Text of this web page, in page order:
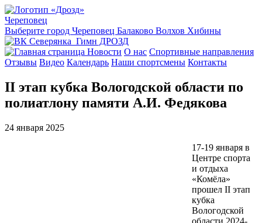
Череповец
Выберите город Череповец Балаково Волхов Хибины
Гимн ДРОЗД
Новости О нас Спортивные направления
Отзывы Видео Календарь Наши спортсмены Контакты
II этап кубка Вологодской области по
полиатлону памяти А.И. Федякова
24 января 2025
17-19 января в
Центре спорта
и отдыха
«Комёла»
прошел II этап
кубка
Вологодской
области 2024-